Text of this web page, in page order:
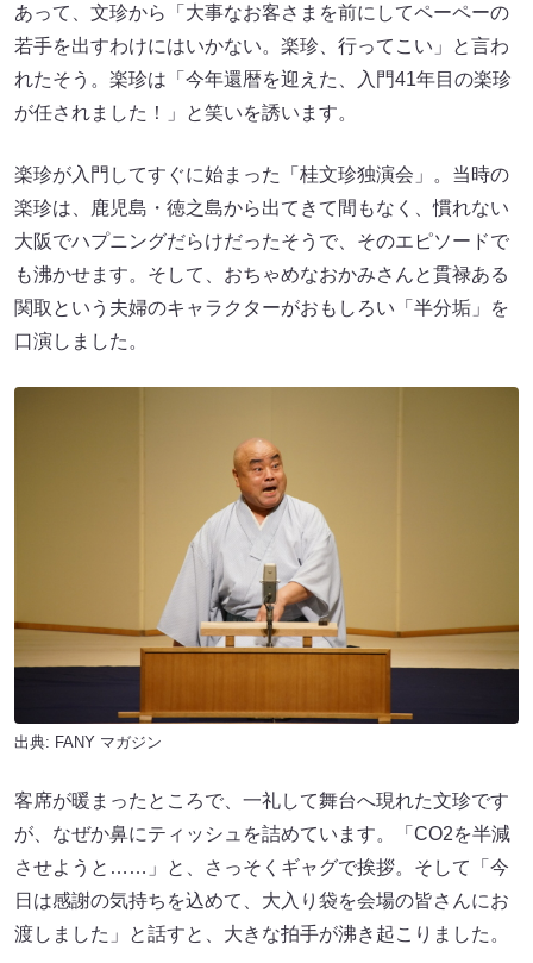
あって、文珍から「大事なお客さまを前にしてペーペーの
若手を出すわけにはいかない。楽珍、行ってこい」と言わ
れたそう。楽珍は「今年還暦を迎えた、入門41年目の楽珍
が任されました！」と笑いを誘います。
楽珍が入門してすぐに始まった「桂文珍独演会」。当時の
楽珍は、鹿児島・徳之島から出てきて間もなく、慣れない
大阪でハプニングだらけだったそうで、そのエピソードで
も沸かせます。そして、おちゃめなおかみさんと貫禄ある
関取という夫婦のキャラクターがおもしろい「半分垢」を
口演しました。
出典: FANY マガジン
客席が暖まったところで、一礼して舞台へ現れた文珍です
が、なぜか鼻にティッシュを詰めています。「CO2を半減
させようと……」と、さっそくギャグで挨拶。そして「今
日は感謝の気持ちを込めて、大入り袋を会場の皆さんにお
渡しました」と話すと、大きな拍手が沸き起こりました。